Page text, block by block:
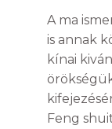
A ma
is annak
kínai
Feng